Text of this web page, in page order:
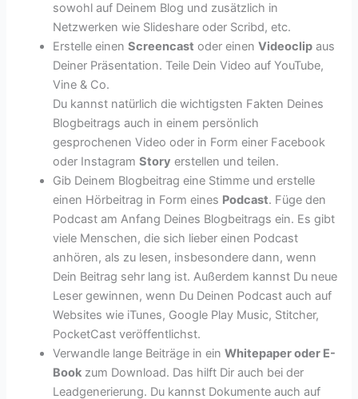
sowohl auf Deinem Blog und zusätzlich in
Netzwerken wie Slideshare oder Scribd, etc.
Erstelle einenScreencast oder einenVideoclip aus
Deiner Präsentation. Teile Dein Video auf YouTube,
Vine & Co.
Du kannst natürlich die wichtigsten Fakten Deines
Blogbeitrags auch in einem persönlich
gesprochenen Video oder in Form einer Facebook
oder InstagramStory erstellen und teilen.
Gib Deinem Blogbeitrag eine Stimme und erstelle
einen Hörbeitrag in Form eines Podcast. Füge den
Podcast am Anfang Deines Blogbeitrags ein. Es gibt
viele Menschen, die sich lieber einen Podcast
anhören, als zu lesen, insbesondere dann, wenn
Dein Beitrag sehr lang ist. Außerdem kannst Du neue
Leser gewinnen, wenn Du Deinen Podcast auch auf
Websites wie iTunes, Google Play Music, Stitcher,
PocketCast veröffentlichst.
Verwandle lange Beiträge in einWhitepaper oder E-
Book zum Download. Das hilft Dir auch bei der
Leadgenerierung. Du kannst Dokumente auch auf